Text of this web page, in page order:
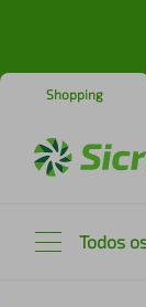
Shopping
Todos